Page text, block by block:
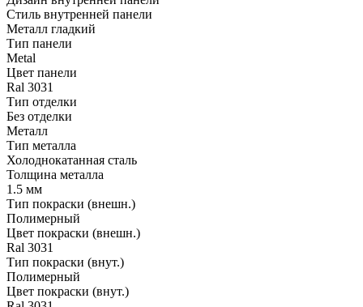
Стиль внутренней панели
Металл гладкий
Тип панели
Metal
Цвет панели
Ral 3031
Тип отделки
Без отделки
Металл
Тип металла
Холоднокатанная сталь
Толщина металла
1.5 мм
Тип покраски (внешн.)
Полимерный
Цвет покраски (внешн.)
Ral 3031
Тип покраски (внут.)
Полимерный
Цвет покраски (внут.)